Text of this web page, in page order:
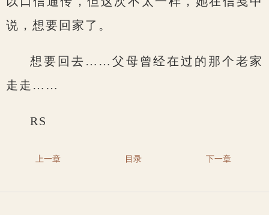
说，想要回家了。
想要回去……父母曾经在过的那个老家
走走……
RS
上一章 目录 下一章